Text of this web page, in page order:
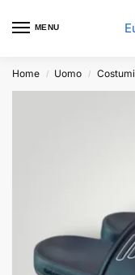
MENU
Home / Uomo /